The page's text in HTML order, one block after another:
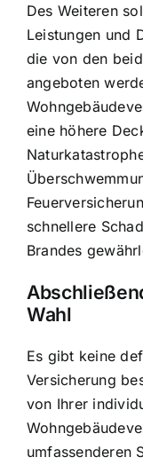
Des Weiteren
Leistungen und
die von den
angeboten
eine höhere
schnellere
Brandes
Wahl
Es gibt keine
Versicherung
von Ihrer
umfassenderen